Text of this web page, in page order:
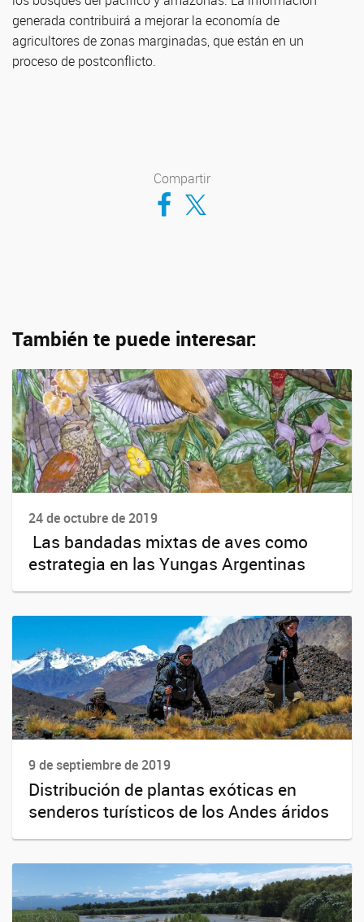
generada contribuirá a mejorar la economía de
agricultores de zonas marginadas, que están en un
proceso de postconflicto.
Compartir
Compartir en Facebook
Compartir en Twitter
También te puede interesar:
24 de octubre de 2019
Las bandadas mixtas de aves como
estrategia en las Yungas Argentinas
9 de septiembre de 2019
Distribución de plantas exóticas en
senderos turísticos de los Andes áridos